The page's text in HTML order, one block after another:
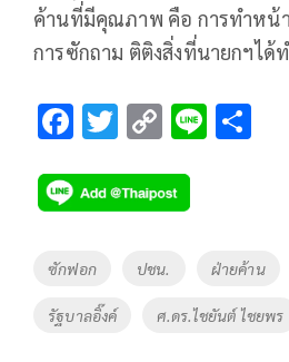
ค้านที่มีคุณภาพ คือ การทำหน้
การซักถาม ติติงสิ่งที่นายกฯได้
F
e
b
o
k
T
tt
er
C
p
y
Li
k
Li
Tags
ซักฟอก ปชน. ฝ่ายค้าน
รัฐบาลอิ๊งค์ ศ.ดร.ไชยันต์ ไชยพร